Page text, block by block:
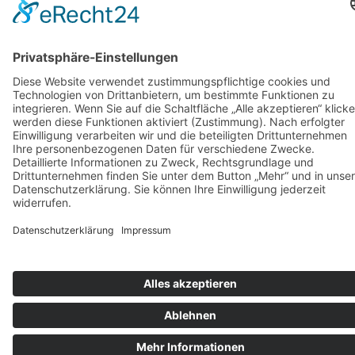
Optionen
können
Produktseite
werden